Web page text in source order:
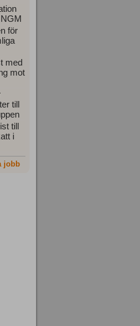
för
med
mot
till
till
i
jobb